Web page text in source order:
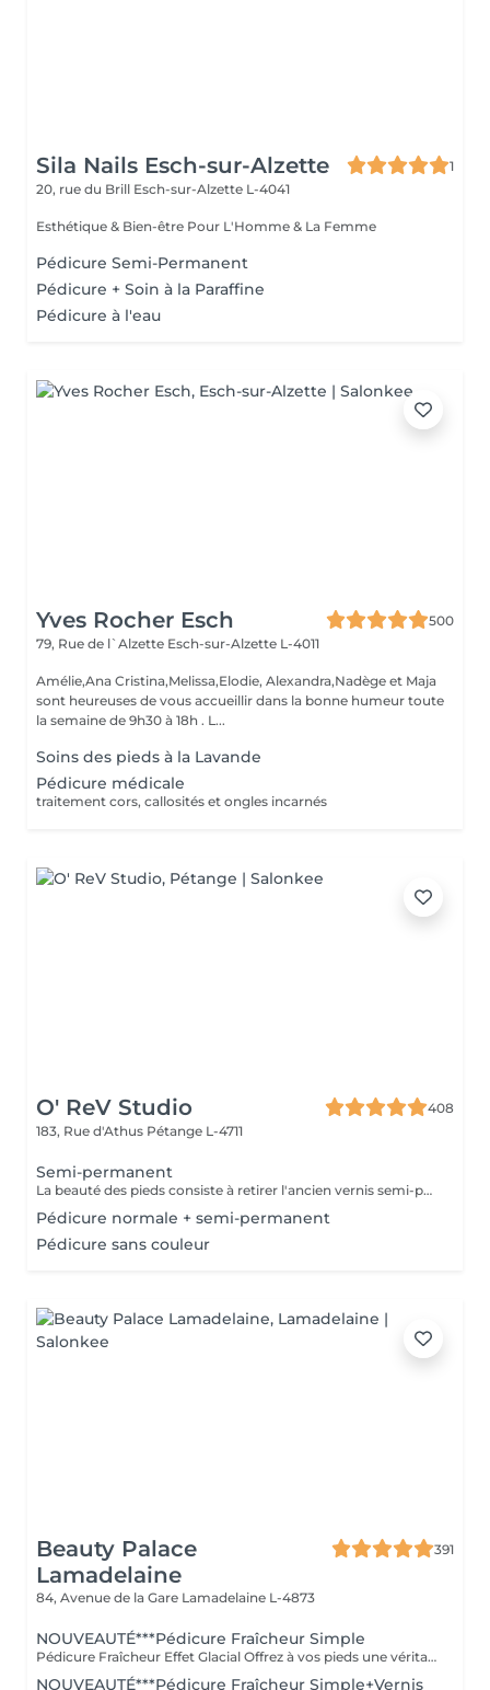
Sila Nails Esch-sur-Alzette
1
20, rue du Brill Esch-sur-Alzette L-4041
Esthétique & Bien-être Pour L'Homme & La Femme
Pédicure Semi-Permanent
Pédicure + Soin à la Paraffine
Pédicure à l'eau
Yves Rocher Esch
500
79, Rue de l`Alzette Esch-sur-Alzette L-4011
Amélie,Ana Cristina,Melissa,Elodie, Alexandra,Nadège et Maja
sont heureuses de vous accueillir dans la bonne humeur toute
la semaine de 9h30 à 18h . L...
Soins des pieds à la Lavande
Pédicure médicale
traitement cors, callosités et ongles incarnés
O' ReV Studio
408
183, Rue d'Athus Pétange L-4711
Semi-permanent
La beauté des pieds consiste à retirer l'ancien vernis semi-permanent et à en appliquer un nouveau pour des ongles soignés et durables.
Pédicure normale + semi-permanent
Pédicure sans couleur
Beauty Palace
Lamadelaine
391
84, Avenue de la Gare Lamadelaine L-4873
NOUVEAUTÉ***Pédicure Fraîcheur Simple
Pédicure Fraîcheur Effet Glacial Offrez à vos pieds une véritable vague de fraîcheur intense. Cette prestation comprend le soin des ongles et des cuticules, le travail des zones rugueuses, suivi d'un gommage au sel et à l'amande douce, d'un bain effervescent relaxant et rafraîchissant, puis d'un soin à l'effet glacial appliqué jusqu'aux mollets. Des pieds doux, parfaitement soignés et une sensation de fraîcheur intense, idéale pour l'été.
NOUVEAUTÉ***Pédicure Fraîcheur Simple+Vernis